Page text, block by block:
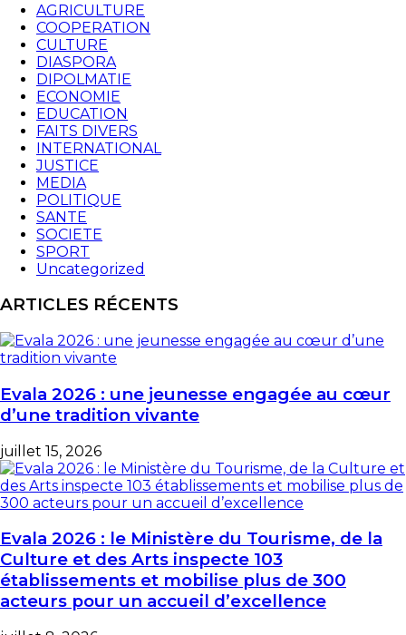
AGRICULTURE
COOPERATION
CULTURE
DIASPORA
DIPOLMATIE
ECONOMIE
EDUCATION
FAITS DIVERS
INTERNATIONAL
JUSTICE
MEDIA
POLITIQUE
SANTE
SOCIETE
SPORT
Uncategorized
ARTICLES RÉCENTS
Evala 2026 : une jeunesse engagée au cœur
d’une tradition vivante
juillet 15, 2026
Evala 2026 : le Ministère du Tourisme, de la
Culture et des Arts inspecte 103
établissements et mobilise plus de 300
acteurs pour un accueil d’excellence